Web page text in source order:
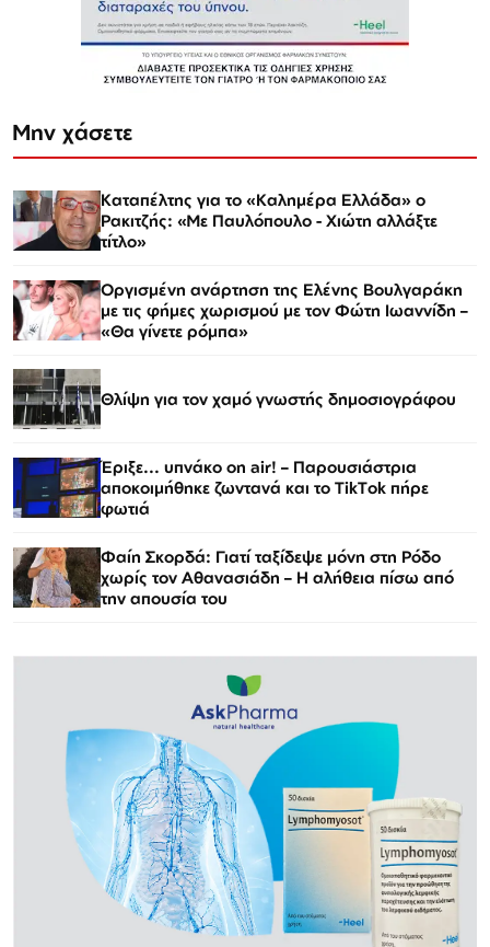
Μην χάσετε
Καταπέλτης για το «Καλημέρα Ελλάδα» ο
Ρακιτζής: «Με Παυλόπουλο - Χιώτη αλλάξτε
τίτλο»
Οργισμένη ανάρτηση της Ελένης Βουλγαράκη
με τις φήμες χωρισμού με τον Φώτη Ιωαννίδη –
«Θα γίνετε ρόμπα»
Θλίψη για τον χαμό γνωστής δημοσιογράφου
Έριξε... υπνάκο on air! – Παρουσιάστρια
αποκοιμήθηκε ζωντανά και το TikTok πήρε
φωτιά
Φαίη Σκορδά: Γιατί ταξίδεψε μόνη στη Ρόδο
χωρίς τον Αθανασιάδη – Η αλήθεια πίσω από
την απουσία του